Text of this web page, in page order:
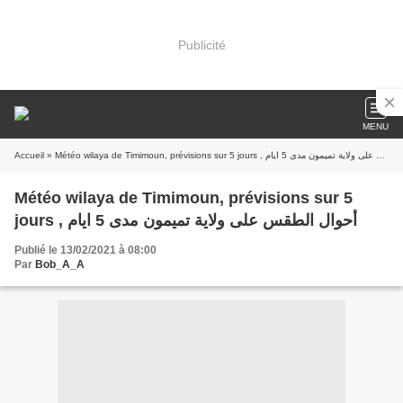
Publicité
MENU
Accueil » Météo wilaya de Timimoun, prévisions sur 5 jours , أحوال الطقس على ولاية تميمون مدى 5 ايام
Météo wilaya de Timimoun, prévisions sur 5
jours , أحوال الطقس على ولاية تميمون مدى 5 ايام
Publié le 13/02/2021 à 08:00
Par Bob_A_A